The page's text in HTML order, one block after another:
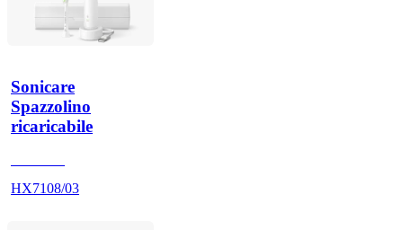
Sonicare
Spazzolino
ricaricabile
HX7108/03